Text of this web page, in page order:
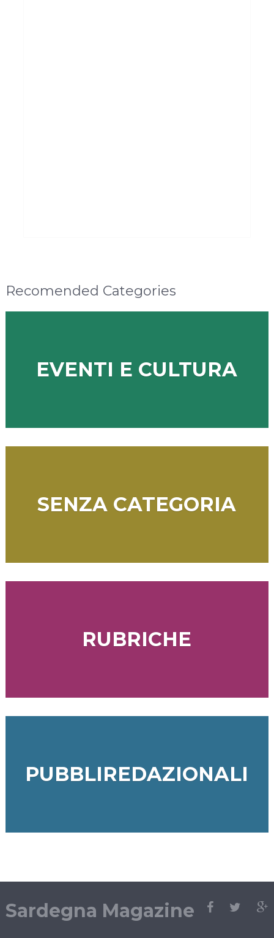
Recomended Categories
EVENTI E CULTURA
SENZA CATEGORIA
RUBRICHE
PUBBLIREDAZIONALI
Sardegna Magazine